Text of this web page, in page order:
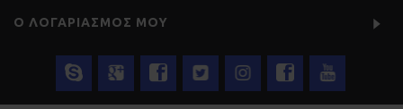
Ο ΛΟΓΑΡΙΑΣΜΌΣ ΜΟΥ